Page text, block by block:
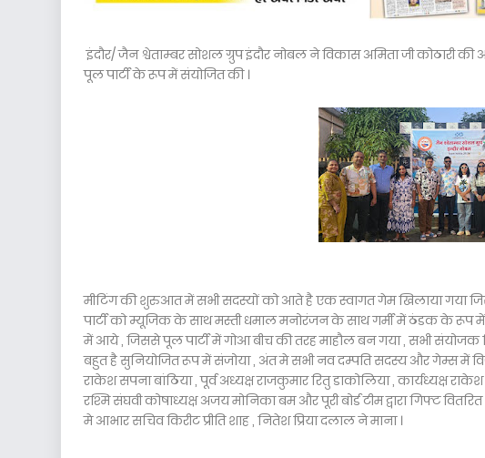
इंदौर/ जैन श्वेताम्बर सोशल ग्रुप इंदौर नोबल ने विकास अमिता जी कोठारी
पूल पार्टी के रूप में संयोजित की ।
मीटिंग की शुरुआत में सभी सदस्यों को आते है एक स्वागत गेम खिलाया गया
पार्टी को म्यूजिक के साथ मस्ती धमाल मनोरंजन के साथ गर्मी में ठंडक के रूप
में आये , जिससे पूल पार्टी में गोआ बीच की तरह माहौल बन गया , सभी संयोजक
बहुत है सुनियोजित रूप में संजोया , अंत मे सभी नव दम्पति सदस्य और गेम्स में
राकेश सपना बांठिया , पूर्व अध्यक्ष राजकुमार रितु डाकोलिया , कार्यध्यक्ष
रश्मि संघवी कोषाध्यक्ष अजय मोनिका बम और पूरी बोर्ड टीम द्वारा गिफ्ट
मे आभार सचिव किरीट प्रीति शाह , नितेश प्रिया दलाल ने माना ।